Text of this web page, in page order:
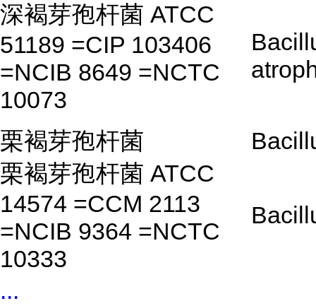
深褐芽孢杆菌 ATCC
51189 =CIP 103406
=NCIB 8649 =NCTC
10073
栗褐芽孢杆菌
栗褐芽孢杆菌 ATCC
14574 =CCM 2113
=NCIB 9364 =NCTC
10333
...